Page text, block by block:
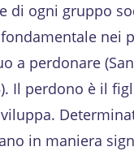
di ogni gruppo
nei
a perdonare
Il perdono è il
in maniera